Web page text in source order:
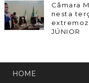
Câmara
nesta
JÚNIOR
HOME